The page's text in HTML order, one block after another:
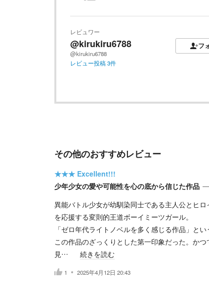
レビュワー
@kirukiru6788
@kirukiru6788
フ
レビュー投稿3件
その他のおすすめレビュー
★★★ Excellent!!!
少年少女の愛や可能性を心の底から信じた作品
異能バトル少女が幼馴染同士である主人公とヒロ
を応援する変則的王道ボーイミーツガール。
「ゼロ年代ライトノベルを多く感じる作品」とい
この作品のざっくりとした第一印象だった。かつ
見…
続きを読む
1 2025年4月12日 20:43